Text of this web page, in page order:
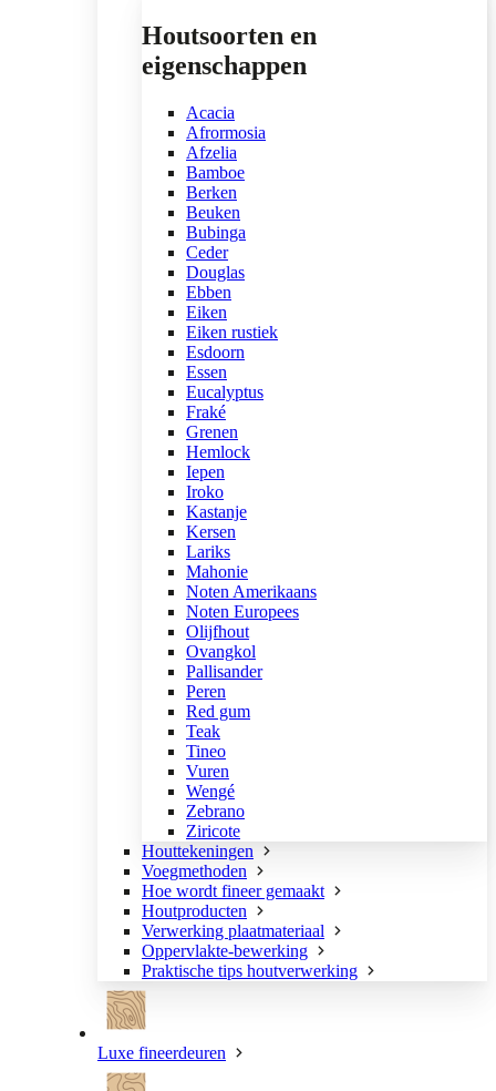
Houtsoorten en
eigenschappen
Acacia
Afrormosia
Afzelia
Bamboe
Berken
Beuken
Bubinga
Ceder
Douglas
Ebben
Eiken
Eiken rustiek
Esdoorn
Essen
Eucalyptus
Fraké
Grenen
Hemlock
Iepen
Iroko
Kastanje
Kersen
Lariks
Mahonie
Noten Amerikaans
Noten Europees
Olijfhout
Ovangkol
Pallisander
Peren
Red gum
Teak
Tineo
Vuren
Wengé
Zebrano
Ziricote
Houttekeningen
Voegmethoden
Hoe wordt fineer gemaakt
Houtproducten
Verwerking plaatmateriaal
Oppervlakte-bewerking
Praktische tips houtverwerking
Luxe fineerdeuren